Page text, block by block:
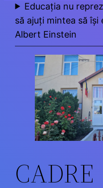
Educația nu
să ajuți mintea să își
Albert Einstein
CADRE